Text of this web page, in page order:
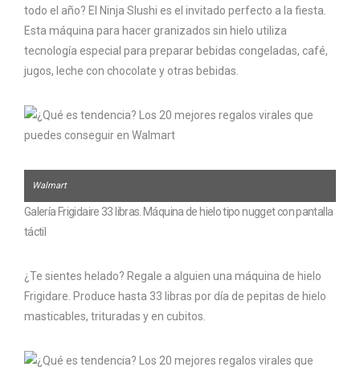
todo el año? El Ninja Slushi es el invitado perfecto a la fiesta.
Esta máquina para hacer granizados sin hielo utiliza
tecnología especial para preparar bebidas congeladas, café,
jugos, leche con chocolate y otras bebidas.
Walmart
Galería Frigidaire 33 libras. Máquina de hielo tipo nugget con pantalla
táctil
¿Te sientes helado? Regale a alguien una máquina de hielo
Frigidare. Produce hasta 33 libras por día de pepitas de hielo
masticables, trituradas y en cubitos.